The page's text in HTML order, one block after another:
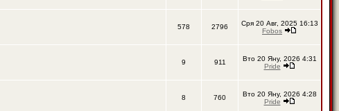
578 2796
Сря 20 Авг, 2025 16:13
Fobos
9 911
Вто 20 Яну, 2026 4:31
Pride
8 760
Вто 20 Яну, 2026 4:28
Pride